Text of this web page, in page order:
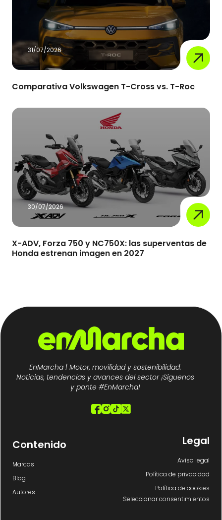
31/07/2026
Comparativa Volkswagen T-Cross vs. T-Roc
30/07/2026
X-ADV, Forza 750 y NC750X: las superventas de
Honda estrenan imagen en 2027
EnMarcha | Motor, movilidad y sostenibilidad.
Noticias, tendencias y avances del sector ¡Síguenos
y ponte #EnMarcha!
Contenido
Marcas
Blog
Autores
Legal
Aviso legal
Política de privacidad
Política de cookies
Seleccionar consentimientos